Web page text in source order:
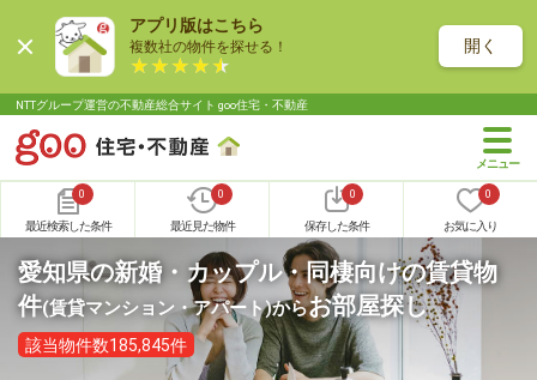
アプリ版はこちら
複数社の物件を探せる！ 開く
NTTグループ運営の不動産総合サイト goo住宅・不動産
0
最近検索した条件
0
最近見た物件
0
保存した条件
0
お気に入り
愛知県の新婚・カップル・同棲向けの賃貸物
件(賃貸マンション・アパート)からお部屋探し
該当物件数185,845件